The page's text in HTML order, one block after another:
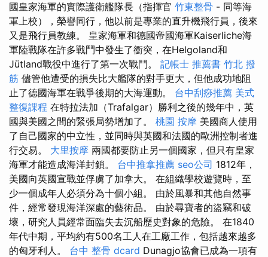
國皇家海軍的實際護衛艦隊長（指揮官 竹東整骨 - 同等海
軍上校），榮譽同行，他以前是專業的直升機飛行員，後來
又是飛行員教練。 皇家海軍和德國帝國海軍Kaiserliche海
軍陸戰隊在許多戰鬥中發生了衝突，在Helgoland和
Jütland戰役中進行了第一次戰鬥。 記帳士 推薦書 竹北 撥
筋 儘管他遭受的損失比大艦隊的對手更大，但他成功地阻
止了德國海軍在戰爭後期的大海運動。 台中刮痧推薦 美式
整復課程 在特拉法加（Trafalgar）勝利之後的幾年中，英
國與美國之間的緊張局勢增加了。 桃園 按摩 美國商人使用
了自己國家的中立性，並同時與英國和法國的歐洲控制者進
行交易。 大里按摩 兩國都要防止另一個國家，但只有皇家
海軍才能造成海洋封鎖。 台中推拿推薦 seo公司 1812年，
美國向英國宣戰並俘虜了加拿大。 在組織學校遊覽時，至
少一個成年人必須分為十個小組。 由於風暴和其他自然事
件，經常發現海洋深處的藝術品。 由於尋寶者的盜竊和破
壞，研究人員經常面臨失去沉船歷史對象的危險。 在1840
年代中期，平均約有500名工人在工廠工作，包括越來越多
的匈牙利人。 台中 整骨 dcard Dunagjo協會已成為一項有